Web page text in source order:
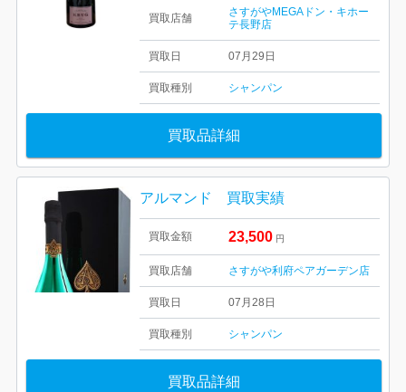
買取店舗
さすがやMEGAドン・キホー
テ長野店
買取日 07月29日
買取種別 シャンパン
買取品詳細
アルマンド 買取実績
買取金額 23,500 円
買取店舗 さすがや利府ペアガーデン店
買取日 07月28日
買取種別 シャンパン
買取品詳細